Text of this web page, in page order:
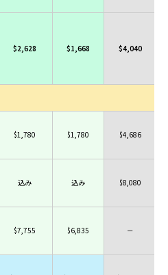
$2,628 $1,668 $4,040
$1,780 $1,780 $4,686
込み 込み $8,080
$7,755 $6,835 －